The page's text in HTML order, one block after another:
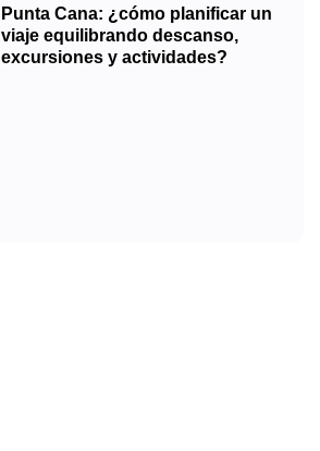
Punta Cana: ¿cómo planificar un
viaje equilibrando descanso,
excursiones y actividades?